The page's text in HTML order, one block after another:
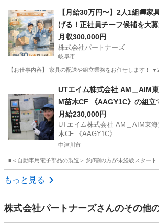
配送
【月給30万円〜】2人1組🚚家
げる！正社員チーフ候補を大
月収300,000円
株式会社パートナーズ
岐阜市
【お仕事内容】 家具の配送や組立業務をお任せします
未経験
UTエイム株式会社 AM＿AIM
M苗木CF 《AAGY1C》の組立
マシン操作・検査・部品運搬
月給230,000円
UTエイム株式会社 AM＿AIM東
木CF 《AAGY1C》
中津川市
■＜自動車用電子部品の製造＞ 約8割の方が未経験スター
岐阜 中津川市
もっと見る
株式会社パートナーズさんのその他